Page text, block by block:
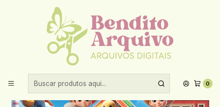
0
Aproveite 10% de desconto ao comprar acima de R$30,00!
Kits digitais Kit Digital 3D Fazendinha - Fanndy